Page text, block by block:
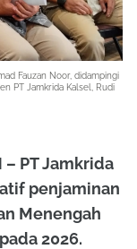
Fauzan Noor, didampingi
PT Jamkrida Kalsel, Rudi
– PT Jamkrida
penjaminan
Menengah
2026.